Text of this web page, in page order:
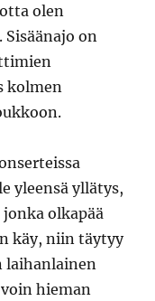
olen
on
kolmen
yleensä yllätys,
olkapää
käy, niin täytyy
laihanlainen
hieman